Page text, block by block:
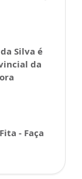
Silva é
da
- Faça